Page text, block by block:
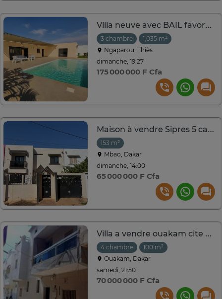
Villa neuve avec BAIL favorable à Ngaparou Terrain 1035 m²
3 chambre
1,035 m²
Ngaparou, Thiès
dimanche, 19:27
175 000 000 F Cfa
Maison à vendre Sipres 5 cap des biches Mbao
153 m²
Mbao, Dakar
dimanche, 14:00
65 000 000 F Cfa
Villa a vendre ouakam cite assemblée nationale
4 chambre
100 m²
Ouakam, Dakar
samedi, 21:50
70 000 000 F Cfa